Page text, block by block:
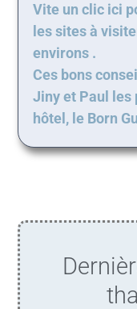
Vite un clic ici
les sites à
environs .
Ces bons
Jiny et Paul
hôtel, le Born